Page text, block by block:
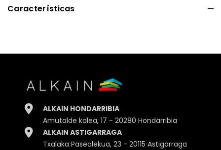
Características
Alto 13.00cm.
Peso 35gr.
Embalaje Blíster
ALKAIN HONDARRIBIA
Amutalde kalea, 17 - 20280 Hondarribia
ALKAIN ASTIGARRAGA
Txalaka Pasealekua, 23 - 20115 Astigarraga